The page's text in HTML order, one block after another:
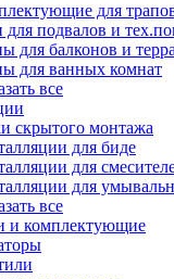
для
для подвалов и
для балконов и
для ванных комнат
все
скрытого монтажа
для биде
для
для
все
и комплектующие